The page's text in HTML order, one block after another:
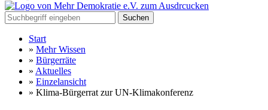
Suchen
Start
» Mehr Wissen
» Bürgerräte
» Aktuelles
» Einzelansicht
» Klima-Bürgerrat zur UN-Klimakonferenz